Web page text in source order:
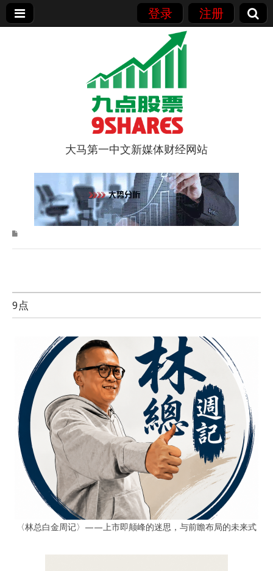
登录 注册
9点股票
大马第一中文新媒体财经网站
9点
〈林总白金周记〉——上市即颠峰的迷思，与前瞻布局的未来式